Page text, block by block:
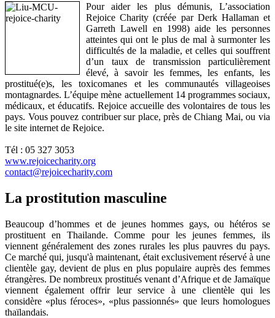
Pour aider les plus démunis, L’association
Rejoice Charity (créée par Derk Hallaman et
Garreth Lawell en 1998) aide les personnes
atteintes qui ont le plus de mal à surmonter les
difficultés de la maladie, et celles qui souffrent
d’un taux de transmission particulièrement
élevé, à savoir les femmes, les enfants, les
prostitué(e)s, les toxicomanes et les communautés villageoises
montagnardes. L’équipe mène actuellement 14 programmes sociaux,
médicaux, et éducatifs. Rejoice accueille des volontaires de tous les
pays. Vous pouvez contribuer sur place, près de Chiang Mai, ou via
le site internet de Rejoice.
Tél : 05 327 3053
www.rejoicecharity.org
contact@rejoicecharity.com
La prostitution masculine
Beaucoup d’hommes et de jeunes hommes gays, ou hétéros se
prostituent en Thailande. Comme pour les jeunes femmes, ils
viennent généralement des zones rurales les plus pauvres du pays.
Ce marché qui, jusqu'à maintenant, était exclusivement réservé à une
clientèle gay, devient de plus en plus populaire auprès des femmes
étrangères. De nombreux prostitués venant d’Afrique et de Jamaïque
viennent également offrir leur service à une clientèle qui les
considère «plus féroces», «plus passionnés» que leurs homologues
thaïlandais.